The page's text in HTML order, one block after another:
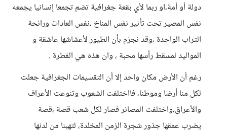
دولة أو أمة،او ربما لأي بقعة جغرافية تضم تجمعا إنسانيا يجمعه
نفس المصير تحت تأثير نفس المناخ ،نفس العادات ورائحة
التراب الواحدة ،وقد نجزم بأن الطيور لأعشاشها عاشقة و
المواليد لمسقط رأسها محبة ، وان هذه هي الفطرة .
رغم أن الأرض مكان واحد إلا أن التقسيمات الجغرافية جعلت
لكل منا أرضا وموطنا، فااختلفت الشعوب وتنوعت الأعراف
والأعراق،واختلفت المصائر فصار لكل شعب قصة ،قصة
يضرب عمقها جذور شجرة الزمن المخلدة، لتهبنا من لدنها